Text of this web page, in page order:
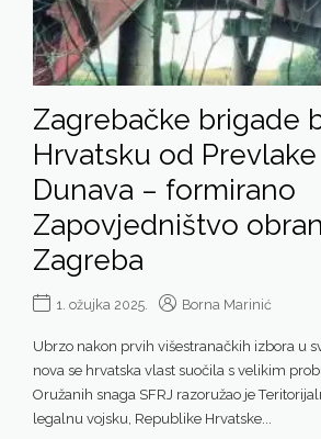
Zagrebačke brigade
Hrvatsku od
Dunava – formirano
Zapovjedništvo
Zagreba
1. ožujka 2025. Borna Marinić
Ubrzo nakon prvih višestranačkih izbora u
nova se hrvatska vlast suočila s velikim
Oružanih snaga SFRJ razoružao je
legalnu vojsku, Republike Hrvatske...